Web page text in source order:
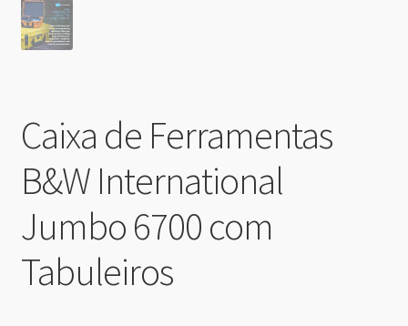
Caixa de Ferramentas
B&W International
Jumbo 6700 com
Tabuleiros